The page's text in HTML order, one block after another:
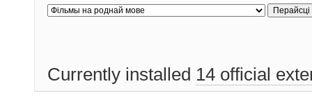
Currently installed 14 official